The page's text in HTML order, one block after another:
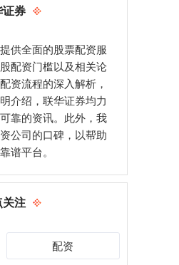
券
供全面的股票配资服
配资门槛以及相关论
资流程的深入解析，
介绍，联华证券均力
靠的资讯。此外，我
公司的口碑，以帮助
谱平台。
注
配资